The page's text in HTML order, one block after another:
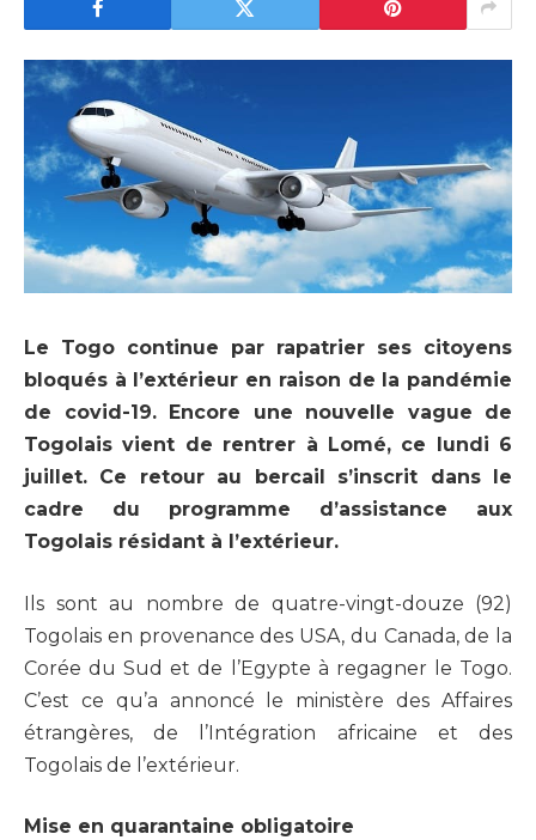
Le Togo continue par rapatrier ses citoyens
bloqués à l’extérieur en raison de la pandémie
de covid-19. Encore une nouvelle vague de
Togolais vient de rentrer à Lomé, ce lundi 6
juillet. Ce retour au bercail s’inscrit dans le
cadre du programme d’assistance aux
Togolais résidant à l’extérieur.
Ils sont au nombre de quatre-vingt-douze (92)
Togolais en provenance des USA, du Canada, de la
Corée du Sud et de l’Egypte à regagner le Togo.
C’est ce qu’a annoncé le ministère des Affaires
étrangères, de l’Intégration africaine et des
Togolais de l’extérieur.
Mise en quarantaine obligatoire